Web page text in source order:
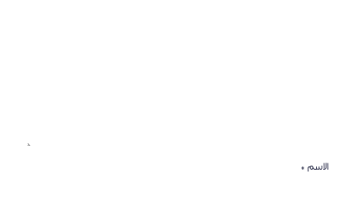
الاسم *